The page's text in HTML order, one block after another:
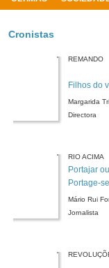
Cronistas
REMANDO
Filhos do
Margarida
Directora
RIO ACIMA
Portajar
Portage-se
Mário Rui
Jornalista